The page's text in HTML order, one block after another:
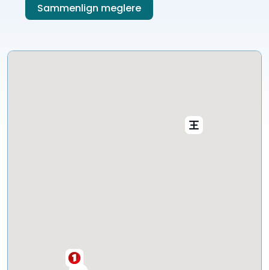
Sammenlign meglere